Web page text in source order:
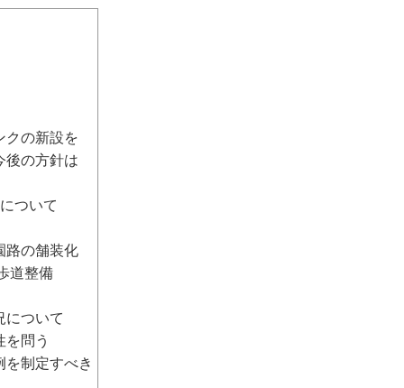
の新設を
の方針は
ついて
の舗装化
道整備
ついて
問う
制定すべき